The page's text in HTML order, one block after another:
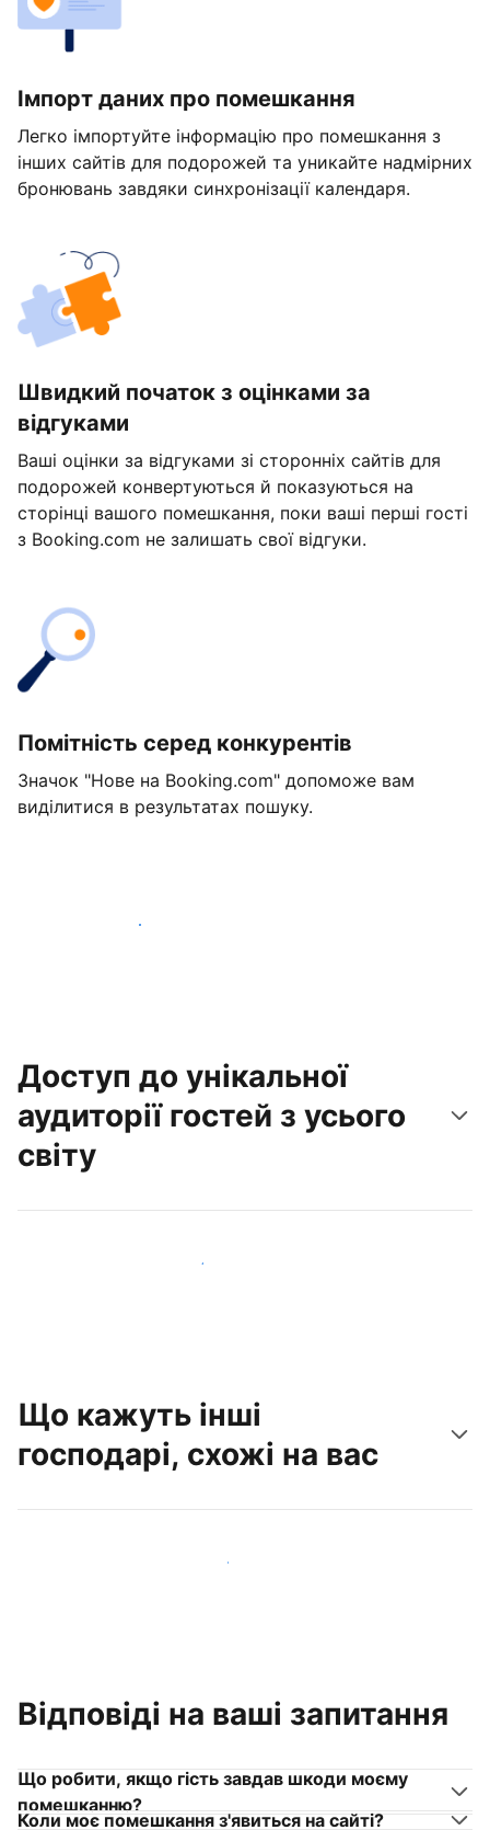
Імпорт даних про помешкання
Легко імпортуйте інформацію про помешкання з
інших сайтів для подорожей та уникайте надмірних
бронювань завдяки синхронізації календаря.
Швидкий початок з оцінками за
відгуками
Ваші оцінки за відгуками зі сторонніх сайтів для
подорожей конвертуються й показуються на
сторінці вашого помешкання, поки ваші перші гості
з Booking.com не залишать свої відгуки.
Помітність серед конкурентів
Значок "Нове на Booking.com" допоможе вам
виділитися в результатах пошуку.
Розпочати вже сьогодні
Доступ до унікальної
аудиторії гостей з усього
світу
Привабити нових гостей вже сьогодні
Що кажуть інші
господарі, схожі на вас
Приєднуйтеся до господарів, схожих на вас
Відповіді на ваші запитання
Що робити, якщо гість завдав шкоди моєму
помешканню?
Коли моє помешкання з'явиться на сайті?